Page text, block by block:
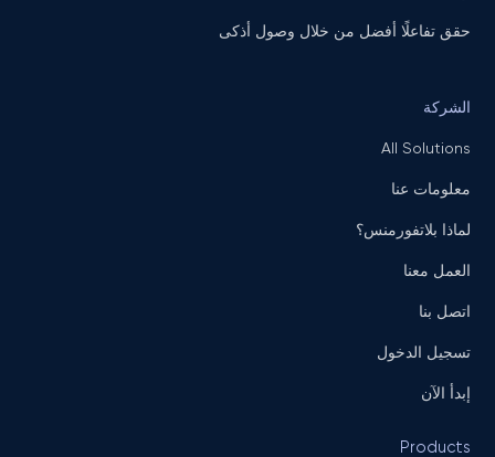
حقق تفاعلًا أفضل من خلال وصول أذكى
الشركة
All Solutions
معلومات عنا
لماذا بلاتفورمنس؟
العمل معنا
اتصل بنا
تسجيل الدخول
إبدأ الآن
Products